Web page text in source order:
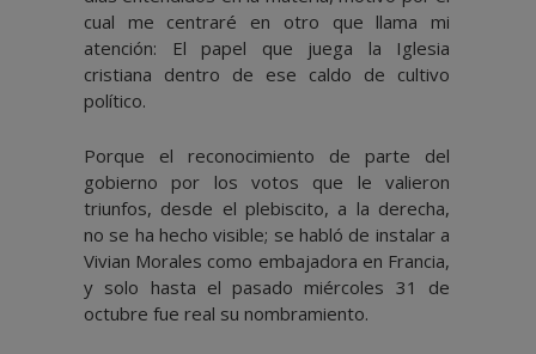
cual me centraré en otro que llama mi
atención: El papel que juega la Iglesia
cristiana dentro de ese caldo de cultivo
político.
Porque el reconocimiento de parte del
gobierno por los votos que le valieron
triunfos, desde el plebiscito, a la derecha,
no se ha hecho visible; se habló de instalar a
Vivian Morales como embajadora en Francia,
y solo hasta el pasado miércoles 31 de
octubre fue real su nombramiento.